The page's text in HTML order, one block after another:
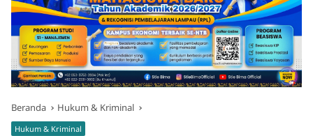
Beranda Hukum & Kriminal
Hukum & Kriminal